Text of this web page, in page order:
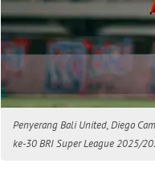
Penyerang Bali United, Diego
ke-30 BRI Super League 2025/